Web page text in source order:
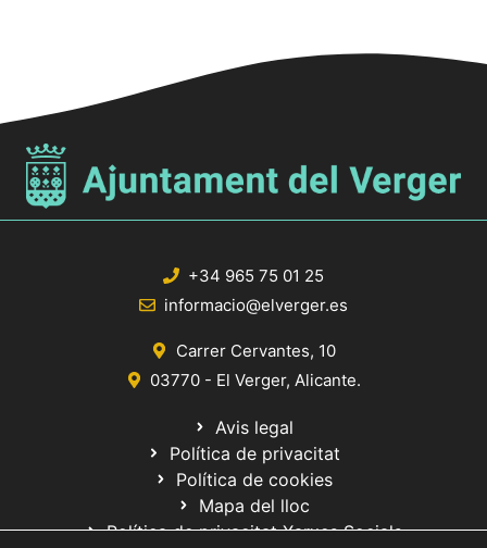
+34 965 75 01 25
informacio@elverger.es
Carrer Cervantes, 10
03770 - El Verger, Alicante.
Avis legal
Política de privacitat
Política de cookies
Mapa del lloc
Política de privacitat Xarxes Socials